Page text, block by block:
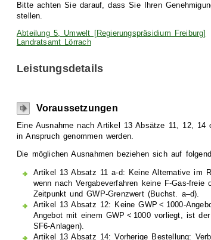
Bitte achten Sie darauf, dass Sie Ihren
stellen.
Abteilung 5, Umwelt [Regierungspräsidium Freiburg]
Landratsamt Lörrach
Leistungsdetails
Voraussetzungen
Eine Ausnahme nach Artikel 13 Absätze 11, 12, 14
in Anspruch genommen werden.
Die möglichen Ausnahmen beziehen sich auf
Artikel 13 Absatz 11 a-d: Keine Alternative im
wenn nach Vergabeverfahren keine F-Gas-freie
Zeitpunkt und GWP-Grenzwert (Buchst. a–d).
Artikel 13 Absatz 12: Keine GWP < 1000-
Angebot mit einem GWP < 1000 vorliegt, ist
SF6-Anlagen).
Artikel 13 Absatz 14: Vorherige Bestellung: